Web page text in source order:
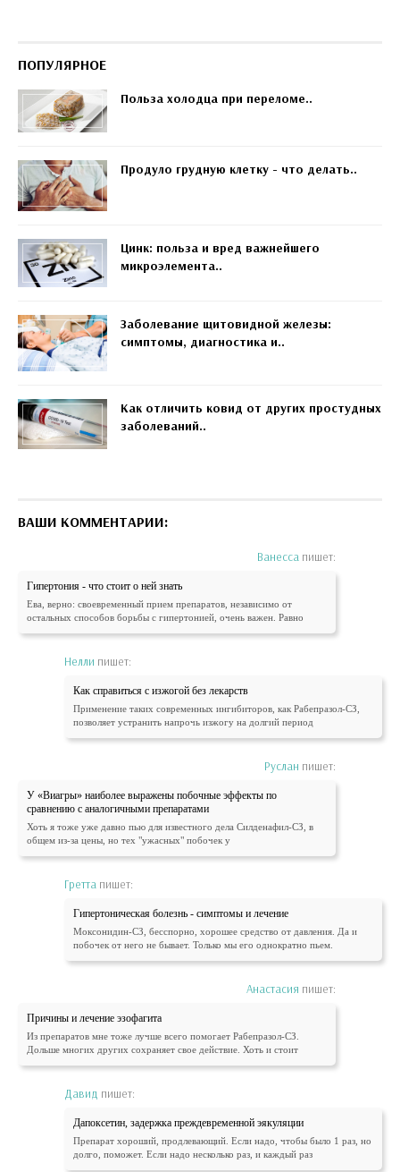
ПОПУЛЯРНОЕ
Польза холодца при переломе..
Продуло грудную клетку - что делать..
Цинк: польза и вред важнейшего
микроэлемента..
Заболевание щитовидной железы:
симптомы, диагностика и..
Как отличить ковид от других простудных
заболеваний..
ВАШИ КОММЕНТАРИИ:
Ванесса пишет:
Гипертония - что стоит о ней знать
Ева, верно: своевременный прием препаратов, независимо от
остальных способов борьбы с гипертонией, очень важен. Равно
Нелли пишет:
Как справиться с изжогой без лекарств
Применение таких современных ингибиторов, как Рабепразол-СЗ,
позволяет устранить напрочь изжогу на долгий период
Руслан пишет:
У «Виагры» наиболее выражены побочные эффекты по
сравнению с аналогичными препаратами
Хоть я тоже уже давно пью для известного дела Силденафил-СЗ, в
общем из-за цены, но тех "ужасных" побочек у
Гретта пишет:
Гипертоническая болезнь - симптомы и лечение
Моксонидин-СЗ, бесспорно, хорошее средство от давления. Да и
побочек от него не бывает. Только мы его однократно пьем.
Анастасия пишет:
Причины и лечение эзофагита
Из препаратов мне тоже лучше всего помогает Рабепразол-СЗ.
Дольше многих других сохраняет свое действие. Хоть и стоит
Давид пишет:
Дапоксетин, задержка преждевременной эякуляции
Препарат хороший, продлевающий. Если надо, чтобы было 1 раз, но
долго, поможет. Если надо несколько раз, и каждый раз